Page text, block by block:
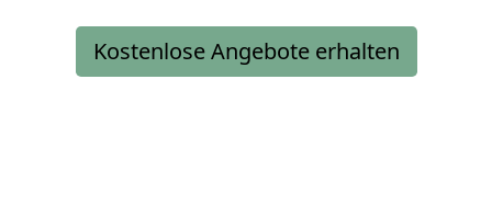
Kostenlose Angebote erhalten